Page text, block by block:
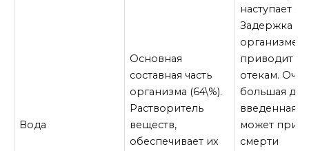
Вода
Основная
составная часть
организма (64\%).
Растворитель
веществ,
обеспечивает их
наступает
Задержка
организме
приводит к
отекам.
большая
введенная
может
смерти